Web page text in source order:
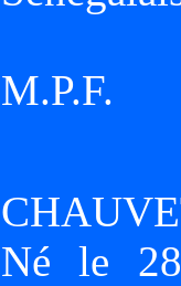
M.P.F.
Né le